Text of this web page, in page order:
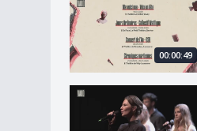
Mais aussi...
00:00:49
Starmania - Le Concert